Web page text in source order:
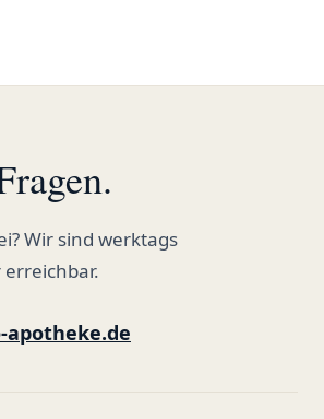
Wir sind werktags
erreichbar.
apotheke.de